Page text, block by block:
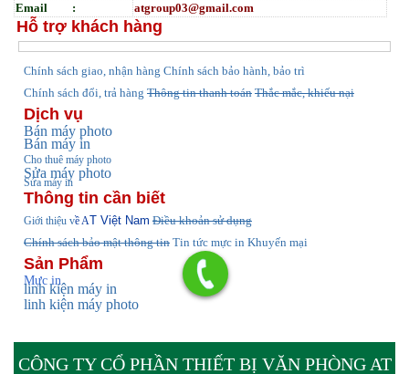
Email : atgroup03@gmail.com
Hỗ trợ khách hàng
Chính sách giao, nhận hàng Chính sách bảo hành, bảo trì
Chính sách đổi, trả hàng Thông tin thanh toán Thắc mắc, khiếu nại
Dịch vụ
Bán máy photo
Bán máy in
Cho thuê máy photo
Sửa máy photo
Sửa máy in
Thông tin cần biết
Giới thiệu về AT Việt Nam Điều khoản sử dụng
Chính sách bảo mật thông tin Tin tức mực in Khuyến mại
Sản Phẩm
Mực in
linh kiện máy in
linh kiện máy photo
CÔNG TY CỔ PHẦN THIẾT BỊ VĂN PHÒNG AT